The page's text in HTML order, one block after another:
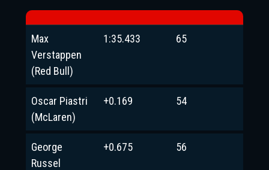
Max
Verstappen
(Red Bull)
1:35.433 65
Oscar Piastri
(McLaren)
+0.169 54
George
Russel
+0.675 56